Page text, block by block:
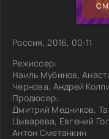
Россия, 2016, 00:11
Режиссер:
Наиль Мубинов,
Чернова, Андрей
Продюсер:
Дмитрий Медников,
Цыварева, Евгений
Антон Сметанкин